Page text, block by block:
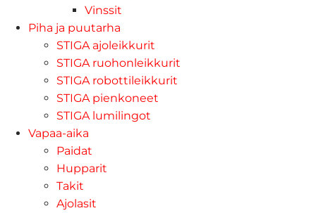
Vinssit
Piha ja puutarha
STIGA ajoleikkurit
STIGA ruohonleikkurit
STIGA robottileikkurit
STIGA pienkoneet
STIGA lumilingot
Vapaa-aika
Paidat
Hupparit
Takit
Ajolasit